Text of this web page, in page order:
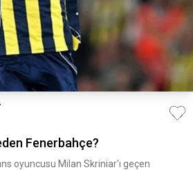
Fenerbahçe?
oyuncusu Milan Skriniar'ı geçen